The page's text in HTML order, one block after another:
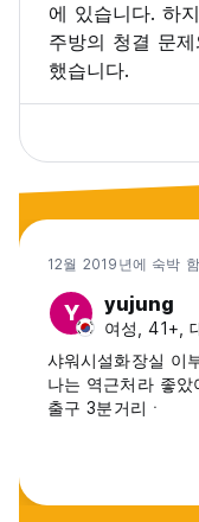
에 있습니다. 하
주방의 청결 문
했습니다.
12월 2019년에 숙박 함
Y yujung
여성, 41+,
샤워시설화장실 이
나는 역근처라 좋았어요ㆍ 시먼역6번
출구 3분거리ㆍ